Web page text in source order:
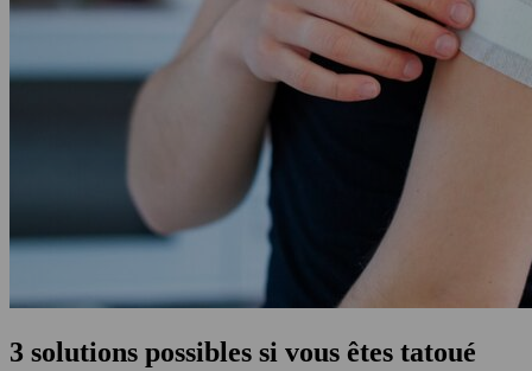
3 solutions possibles si vous êtes tatoué